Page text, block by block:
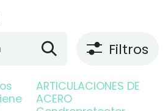
Filtros
ARTICULACIONES DE
ACERO